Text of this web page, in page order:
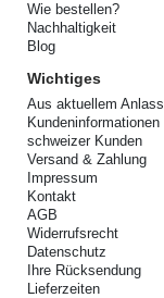
Wie bestellen?
Nachhaltigkeit
Blog
Wichtiges
Aus aktuellem Anlass
Kundeninformationen
schweizer Kunden
Versand & Zahlung
Impressum
Kontakt
AGB
Widerrufsrecht
Datenschutz
Ihre Rücksendung
Lieferzeiten